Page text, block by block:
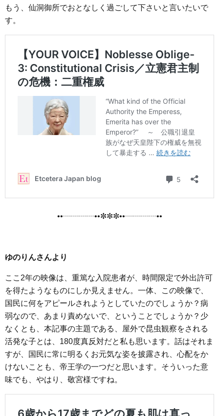
もう、仙洞御所でおとなしく過ごして下さいと言いたいで
す。
••┈┈┈┈••✼✼✼••┈┈┈┈••
ゆのりんさんより
ここ2年の映像は、重篤な入院患者が、時間限定で外出許可
を得たようなものにしか見えません。一体、この映像で、
国民に何をアピールされようとしていたのでしょうか？病
弱なので、あまり責めないで、ということでしょうか？少
なくとも、本記事の主題である、屋外で昆虫観察をされる
活発な子とは、180度真反対だと私も思います。話はそれま
すが、国民に常に明るくお元気な姿を披露され、心配をか
けないことも、帝王学の一つだと思います。そういった意
味でも、やはり、敬宮様ですね。